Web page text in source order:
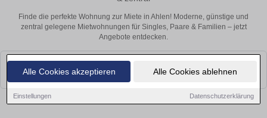
Alle Cookies akzeptieren Alle Cookies ablehnen
Einstellungen Datenschutzerklärung
Finde die perfekte Wohnung zur Miete in Ahlen! Moderne, günstige und
zentral gelegene Mietwohnungen für Singles, Paare & Familien – jetzt
Angebote entdecken.
Leider konnten wir derzeit keine passenden Objekte finden. Schauen Sie
bald wieder vorbei!